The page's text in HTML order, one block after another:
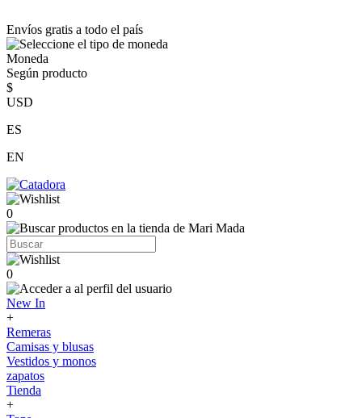
Envíos gratis a todo el país
Moneda
Según producto
$
USD
ES
EN
0
0
New In
+
Remeras
Camisas y blusas
Vestidos y monos
zapatos
Tienda
+